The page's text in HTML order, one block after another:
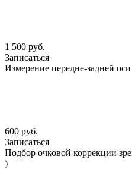
1 500 руб.
Записаться
Измерение передне-задней
600 руб.
Записаться
Подбор очковой коррекции
)